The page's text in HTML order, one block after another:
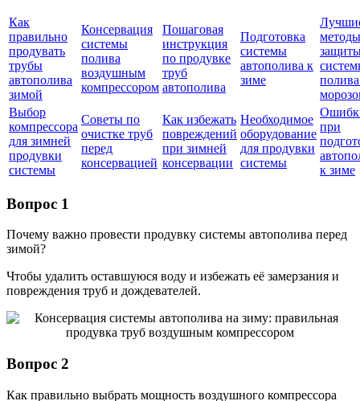
Как
правильно
продувать
трубы
автополива
зимой
Консервация
системы
полива
воздушным
компрессором
Пошаговая
инструкция
по продувке
труб
автополива
Подготовка
системы
автополива к
зиме
методы
Выбор
компрессора
для зимней
продувки
системы
Советы по
очистке труб
перед
консервацией
Как избежать
повреждений
при зимней
консервации
Необходимое
оборудование
для продувки
системы
при
к зиме
Вопрос 1
Почему важно провести продувку системы автополива перед
зимой?
Чтобы удалить оставшуюся воду и избежать её замерзания и
повреждения труб и дождевателей.
Вопрос 2
Как правильно выбрать мощность воздушного компрессора